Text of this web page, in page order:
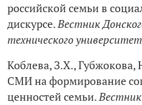
российской семьи в
дискурсе.Вестник
технического
Коблева, З.Х.,
СМИ на формирование
ценностей семьи.